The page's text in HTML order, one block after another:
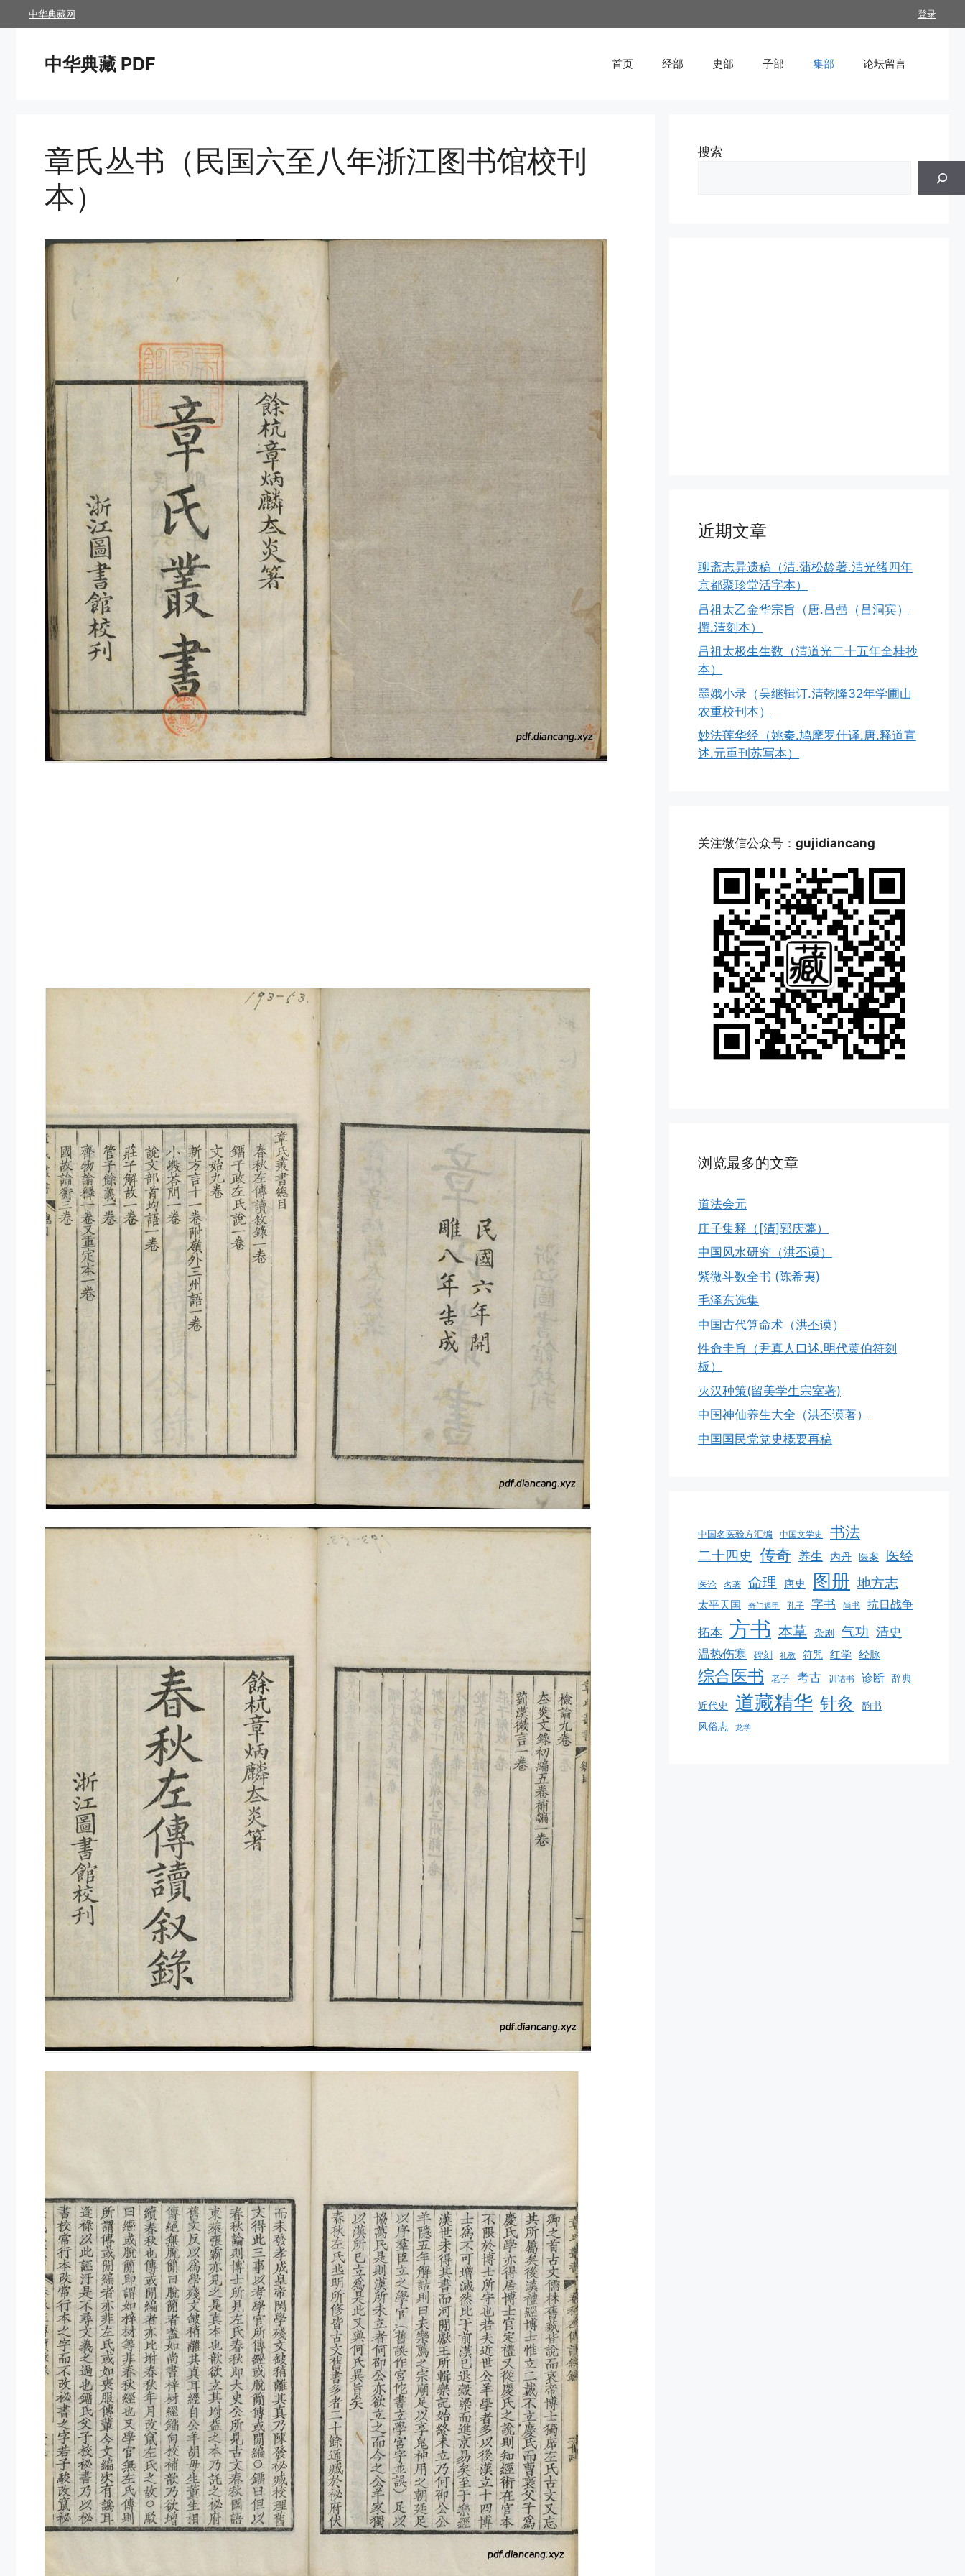
至
登录
中华典藏网
中华典藏 PDF 首页 经部 史部 子部 集部 论坛留言
章氏丛书（民国六至八年浙江图书馆校刊
本）
搜索
近期文章
聊斋志异遗稿（清.蒲松龄著.清光绪四年
京都聚珍堂活字本）
吕祖太乙金华宗旨（唐.吕喦（吕洞宾）
撰.清刻本）
吕祖太极生生数（清道光二十五年全桂抄
本）
墨娥小录（吴继辑订.清乾隆32年学圃山
农重校刊本）
妙法莲华经（姚秦.鸠摩罗什译.唐.释道宣
述.元重刊苏写本）
关注微信公众号： gujidiancang
浏览最多的文章
道法会元
庄子集释（[清]郭庆藩）
中国风水研究（洪丕谟）
紫微斗数全书 (陈希夷)
毛泽东选集
中国古代算命术（洪丕谟）
性命圭旨（尹真人口述.明代黄伯符刻
板）
灭汉种策(留美学生宗室著)
中国神仙养生大全（洪丕谟著）
中国国民党党史概要再稿
中国名医验方汇编 中国文学史 书法
二十四史 传奇 养生 内丹 医案 医经
医论 名著 命理 唐史 图册 地方志
太平天国 奇门遁甲 孔子 字书 尚书 抗日战争
拓本 方书 本草 杂剧 气功 清史
温热伤寒 碑刻 礼教 符咒 红学 经脉
综合医书 老子 考古 训诂书 诊断 辞典
近代史 道藏精华 针灸 韵书
风俗志 龙学